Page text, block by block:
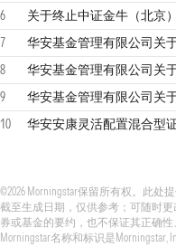
6
7
8
华安基金管理有限公司关
9
10
©2026 Morningstar保留所有权。此处
截至生成日期，仅供参考；可随时
券或基金的要约，也不保证其正确
Morningstar名称和标识是